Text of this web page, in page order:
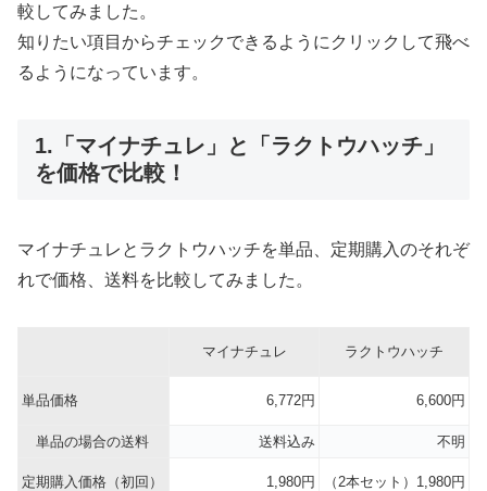
較してみました。
知りたい項目からチェックできるようにクリックして飛べ
るようになっています。
1.「マイナチュレ」と「ラクトウハッチ」
を価格で比較！
マイナチュレとラクトウハッチを単品、定期購入のそれぞ
れで価格、送料を比較してみました。
マイナチュレ ラクトウハッチ
単品価格 6,772円 6,600円
単品の場合の送料 送料込み 不明
定期購入価格（初回） 1,980円 （2本セット）1,980円